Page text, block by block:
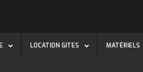
LOCATION GITES MATÉRIELS